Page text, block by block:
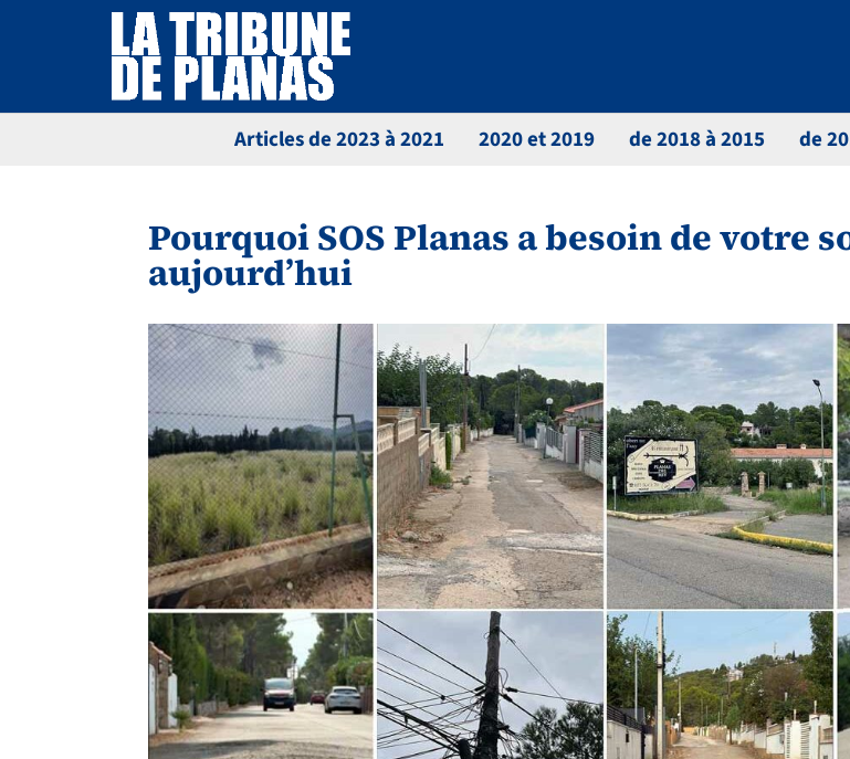
Articles de 2023 à 2021 2020 et 2019 de 2018 à 2015 de
Pourquoi SOS Planas a besoin de votre
aujourd’hui